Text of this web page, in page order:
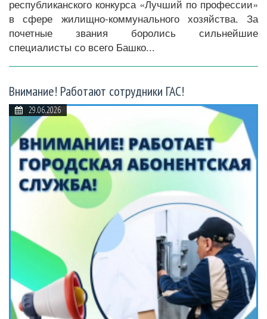
республиканского конкурса «Лучший по профессии»
в сфере жилищно-коммунального хозяйства. За
почетные звания боролись сильнейшие
специалисты со всего Башко...
Внимание! Работают сотрудники ГАС!
29.06.2026